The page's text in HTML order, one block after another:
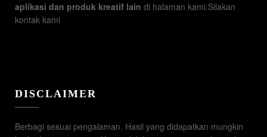
aplikasi dan produk kreatif lain di halaman kami.Silakan
kontak kami
DISCLAIMER
Berbagi sesuai pengalaman. Hasil yang didapatkan mungkin